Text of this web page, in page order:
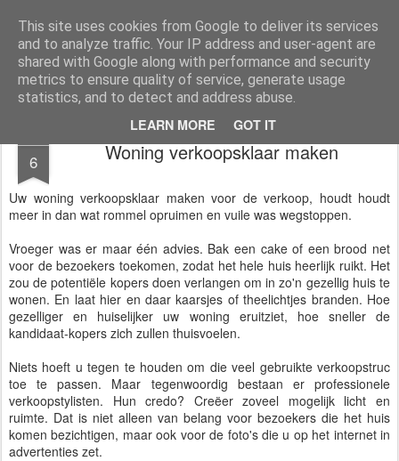
This site uses cookies from Google to deliver its services
and to analyze traffic. Your IP address and user-agent are
shared with Google along with performance and security
metrics to ensure quality of service, generate usage
statistics, and to detect and address abuse.
LEARN MORE GOT IT
immowatch blog over vastgoed kopen & verkopen
6 Woning verkoopsklaar maken
Uw woning verkoopsklaar maken voor de verkoop, houdt houdt
meer in dan wat rommel opruimen en vuile was wegstoppen.
Vroeger was er maar één advies. Bak een cake of een brood net
voor de bezoekers toekomen, zodat het hele huis heerlijk ruikt. Het
zou de potentiële kopers doen verlangen om in zo'n gezellig huis te
wonen. En laat hier en daar kaarsjes of theelichtjes branden. Hoe
gezelliger en huiselijker uw woning eruitziet, hoe sneller de
kandidaat-kopers zich zullen thuisvoelen.
Niets hoeft u tegen te houden om die veel gebruikte verkoopstruc
toe te passen. Maar tegenwoordig bestaan er professionele
verkoopstylisten. Hun credo? Creëer zoveel mogelijk licht en
ruimte. Dat is niet alleen van belang voor bezoekers die het huis
komen bezichtigen, maar ook voor de foto's die u op het internet in
advertenties zet.